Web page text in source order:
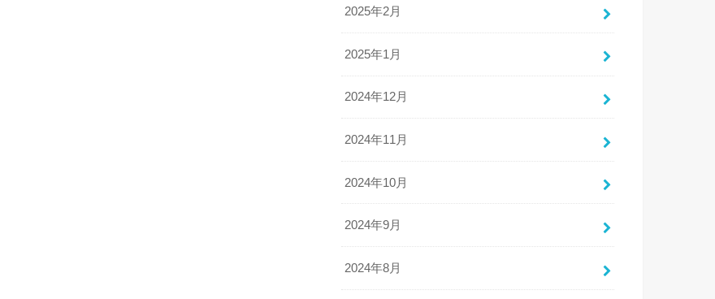
2025年2月
2025年1月
2024年12月
2024年11月
2024年10月
2024年9月
2024年8月